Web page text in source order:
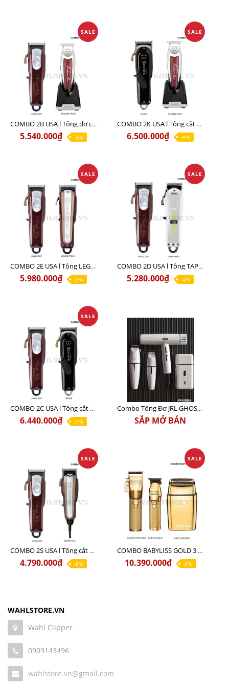
SALE
COMBO 2B USA l Tông đơ cắt Magic clip Red + Tông đơ viền Detailer Pro Li
5.540.000₫ -4%
SALE
COMBO 2K USA l Tông cắt SENIOR +Tông viền DETAILER PRO LI
6.500.000₫ -8%
SALE
COMBO 2E USA l Tông LEGEND PRO LI + Tông MAGIC CLIP
5.980.000₫ -8%
SALE
COMBO 2D USA l Tông TAPER WHITE + Tông MAGIC CLIP
5.280.000₫ -4%
SALE
COMBO 2C USA l Tông cắt Senior + Tông cắt Magic clip
6.440.000₫ -7%
Combo Tông Đơ JRL GHOST 3 Limited Edition Chính Hãng USA
SẮP MỞ BÁN
SALE
COMBO 2S USA l Tông cắt LEGEND USA CÓ DÂY 220V + Tông pin MAGIC CLIP
4.790.000₫ -8%
SALE
COMBO BABYLISS GOLD 3 cao cấp chính hãng
10.390.000₫ -8%
WAHLSTORE.VN
Wahl Clipper
0909143496
wahlstore.vn@gmail.com